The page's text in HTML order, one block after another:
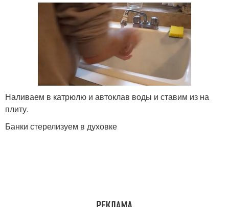
Наливаем в катрюлю и автоклав воды и ставим из на
плиту.
Банки стерелизуем в духовке